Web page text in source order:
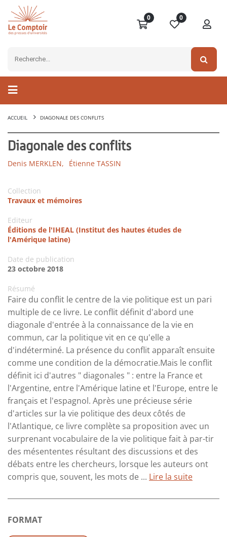
0 0
ACCUEIL DIAGONALE DES CONFLITS
Diagonale des conflits
Denis MERKLEN, Étienne TASSIN
Collection
Travaux et mémoires
Editeur
Éditions de l'IHEAL (Institut des hautes études de
l'Amérique latine)
Date de publication
23 octobre 2018
Résumé
Faire du conflit le centre de la vie politique est un pari
multiple de ce livre. Le conflit définit d'abord une
diagonale d'entrée à la connaissance de la vie en
commun, car la politique vit en ce qu'elle a
d'indéterminé. La présence du conflit apparaît ensuite
comme une condition de la démocratie.Mais le conflit
définit ici d'autres " diagonales " : entre la France et
l'Argentine, entre l'Amérique latine et l'Europe, entre le
français et l'espagnol. Après une précieuse série
d'articles sur la vie politique des deux côtés de
l'Atlantique, ce livre complète sa proposition avec un
surprenant vocabulaire de la vie politique fait à par-tir
des mésententes résultant des discussions et des
débats entre les chercheurs, lorsque les auteurs ont
compris que, souvent, les mots de ... Lire la suite
FORMAT